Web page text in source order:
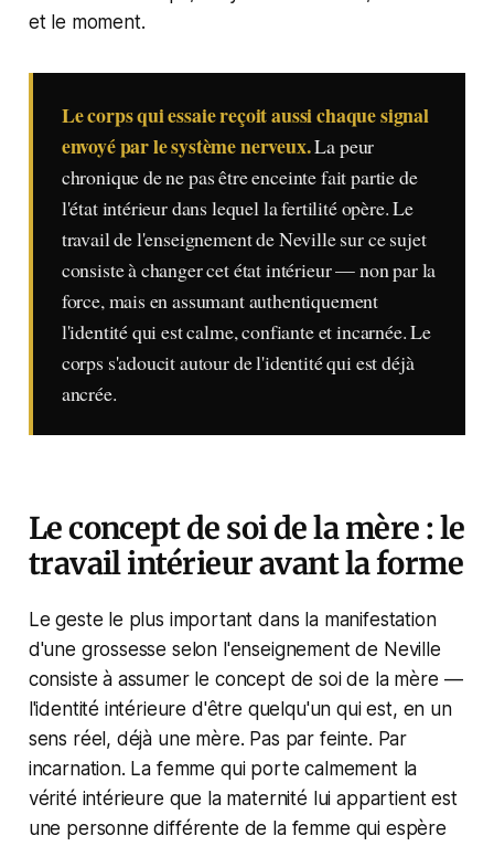
et le moment.
Le corps qui essaie reçoit aussi chaque signal
envoyé par le système nerveux.La peur
chronique de ne pas être enceinte fait partie de
l'état intérieur dans lequel la fertilité opère. Le
travail de l'enseignement de Neville sur ce sujet
consiste à changer cet état intérieur — non par la
force, mais en assumant authentiquement
l'identité qui est calme, confiante et incarnée. Le
corps s'adoucit autour de l'identité qui est déjà
ancrée.
Le concept de soi de la mère : le
travail intérieur avant la forme
Le geste le plus important dans la manifestation
d'une grossesse selon l'enseignement de Neville
consiste à assumer le concept de soi de la mère —
l'identité intérieure d'être quelqu'un qui est, en un
sens réel, déjà une mère. Pas par feinte. Par
incarnation. La femme qui porte calmement la
vérité intérieure que la maternité lui appartient est
une personne différente de la femme qui espère